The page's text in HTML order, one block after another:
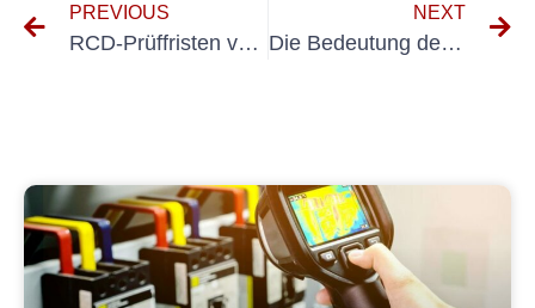
PREVIOUS
RCD-Prüffristen verstehen: Was Sie wissen müssen
NEXT
Die Bedeutung der regelmäßigen Inspektion elektrischer Systeme